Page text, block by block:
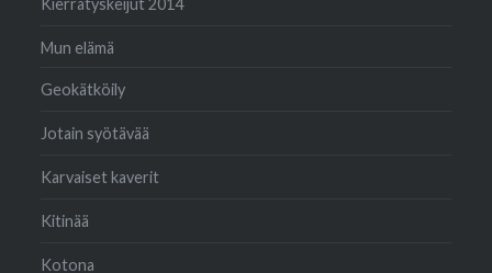
Kierrätyskeijut 2014
Mun elämä
Geokätköily
Jotain syötävää
Karvaiset kaverit
Kitinää
Kotona